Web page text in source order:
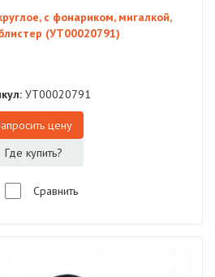
с фонариком, мигалкой,
(УТ00020791)
УТ00020791
цену
Где купить?
Сравнить